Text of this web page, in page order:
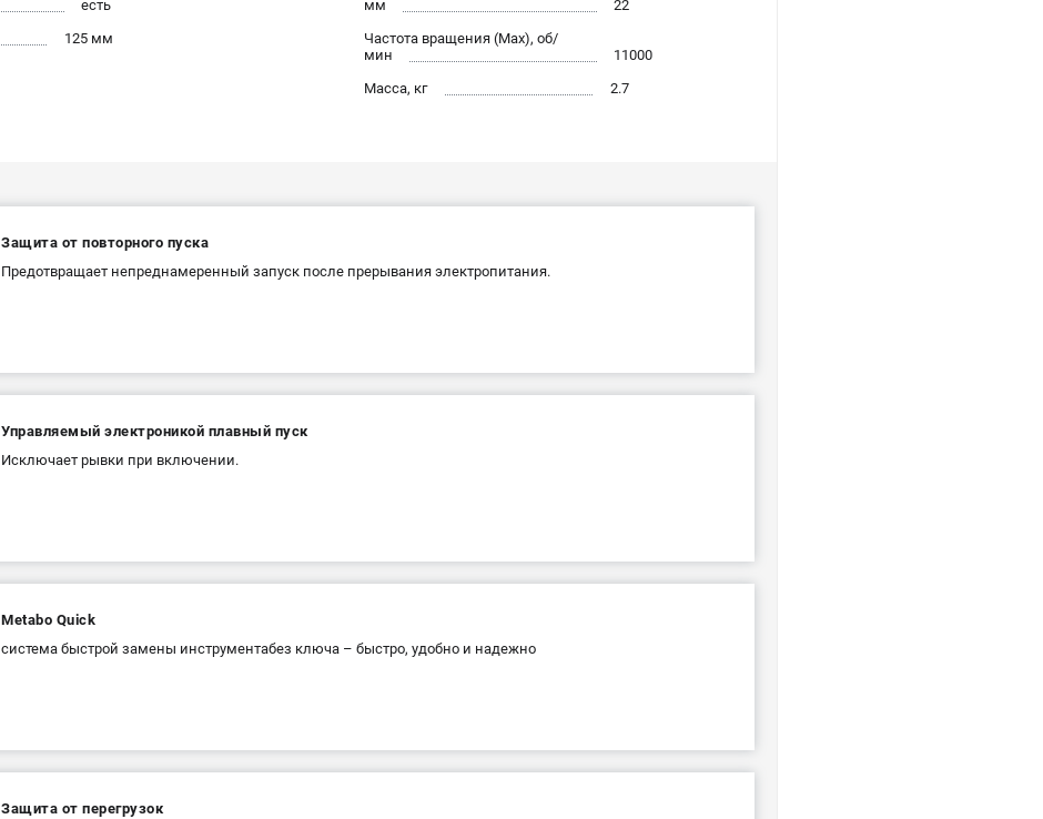
есть
125 мм
мм
22
Частота вращения (Max), об/
мин
11000
Масса, кг
2.7
Защита от повторного пуска
Предотвращает непреднамеренный запуск после прерывания электропитания.
Управляемый электроникой плавный пуск
Исключает рывки при включении.
Metabo Quick
система быстрой замены инструментабез ключа – быстро, удобно и надежно
Защита от перегрузок